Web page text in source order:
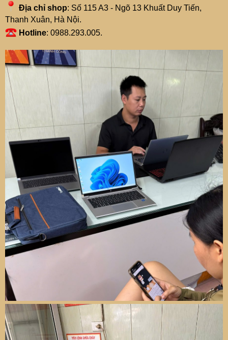
Địa chỉ shop: Số 115 A3 - Ngõ 13 Khuất Duy Tiến,
Thanh Xuân, Hà Nội.
Hotline: 0988.293.005.